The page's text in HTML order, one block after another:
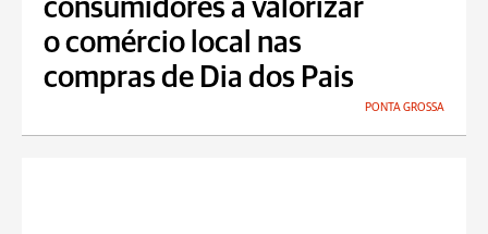
consumidores a valorizar
o comércio local nas
compras de Dia dos Pais
PONTA GROSSA